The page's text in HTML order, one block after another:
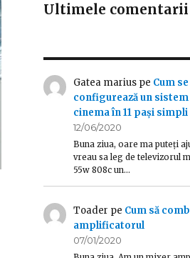
Ultimele comentarii
Gatea marius pe Cum se
configurează un sistem
cinema în 11 pași simpli
12/06/2020
Buna ziua, oare ma puteți
vreau sa leg de televizorul
55w 808c un…
Toader pe Cum să
amplificatorul
07/01/2020